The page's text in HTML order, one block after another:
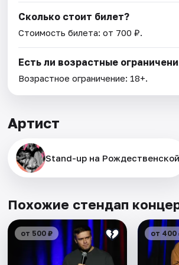
Сколько стоит билет?
Стоимость билета: от 700 ₽.
Есть ли возрастные
Возрастное ограничение: 18+.
Артист
Stand-up на Рождественской
Похожие стендап
от 500 ₽ от 400